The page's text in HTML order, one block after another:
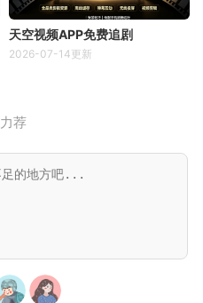
天空视频APP免费追剧
2026-07-14更新
力荐